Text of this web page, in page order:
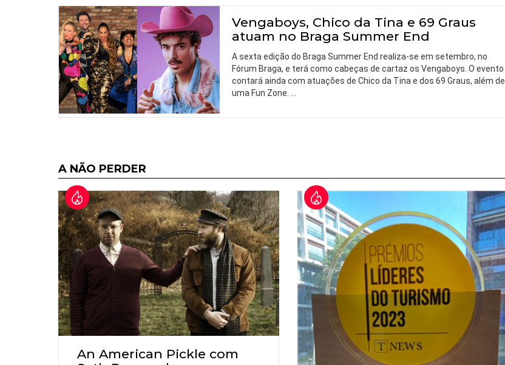
Vengaboys, Chico da Tina e 69 Graus
atuam no Braga Summer End
A sexta edição do Braga Summer End realiza-se em setembro, no
Fórum Braga, e terá como cabeças de cartaz os Vengaboys. O evento
contará ainda com atuações de Chico da Tina e dos 69 Graus, além de
uma Fun Zone. …
A NÃO PERDER
An American Pickle com